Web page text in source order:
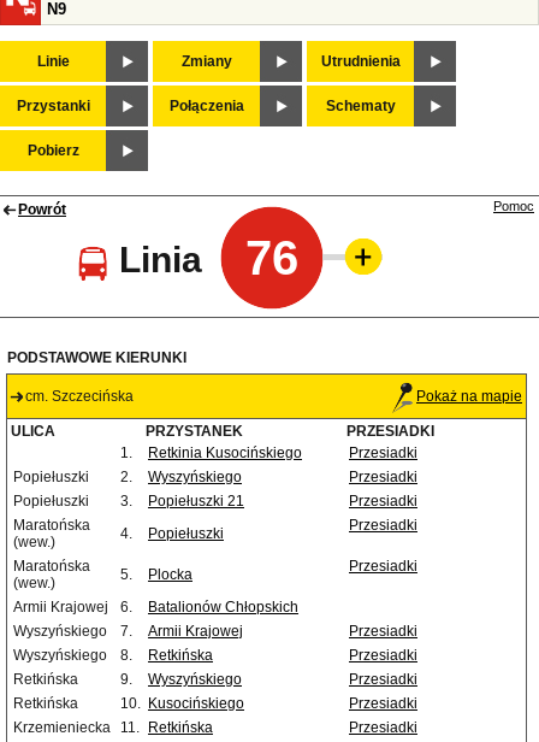
N9
Linie Zmiany Utrudnienia
Przystanki Połączenia Schematy
Pobierz
Powrót
Linia 76
Pomoc
PODSTAWOWE KIERUNKI
cm. Szczecińska Pokaż na mapie
ULICA PRZYSTANEK
PRZESIADKI
1.
Retkinia Kusocińskiego
Przesiadki
Popiełuszki
2. Wyszyńskiego
Przesiadki
Popiełuszki
3. Popiełuszki 21
Przesiadki
Maratońska
(wew.)
4. Popiełuszki Przesiadki
Maratońska
(wew.)
5. Plocka Przesiadki
Armii Krajowej 6.
Batalionów Chłopskich
Wyszyńskiego
7. Armii Krajowej
Przesiadki
Wyszyńskiego
8. Retkińska
Przesiadki
Retkińska
9. Wyszyńskiego
Przesiadki
Retkińska
10. Kusocińskiego
Przesiadki
Krzemieniecka
11. Retkińska
Przesiadki